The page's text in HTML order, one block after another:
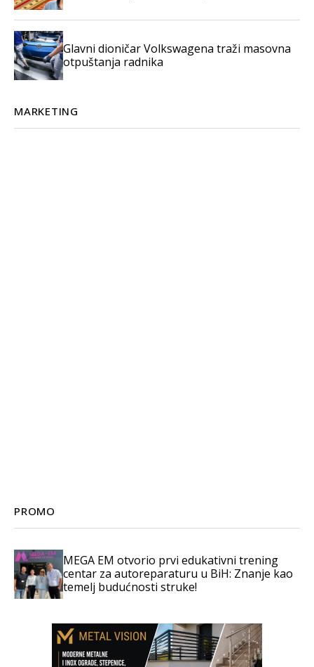
Glavni dioničar Volkswagena traži masovna
otpuštanja radnika
MARKETING
PROMO
MEGA EM otvorio prvi edukativni trening
centar za autoreparaturu u BiH: Znanje kao
temelj budućnosti struke!